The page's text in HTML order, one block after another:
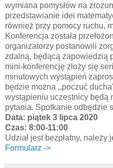
wymiana pomysłów na
przedstawianie idei
również przy pomocy ruchu,
Konferencja została
organizatorzy postanowili
zdalną, będącą zapowiedzią
mini-konferencję złoży się
minutowych wystąpień
będzie można ,,poczuć
wystąpieniu uczestnicy będą
pytania. Spotkanie odbędzie
Data: piątek 3 lipca 2020
Czas: 8:00-11:00
Udział jest bezpłatny,
Formularz ->